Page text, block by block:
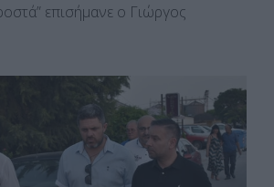
επισήμανε ο Γιώργος